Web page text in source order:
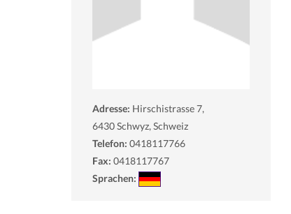
Adresse: Hirschistrasse 7,
6430Schwyz, Schweiz
Telefon: 0418117766
Fax: 0418117767
Sprachen: